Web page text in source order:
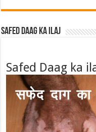
Safed Daag ka ilaj
Safed Daag ka